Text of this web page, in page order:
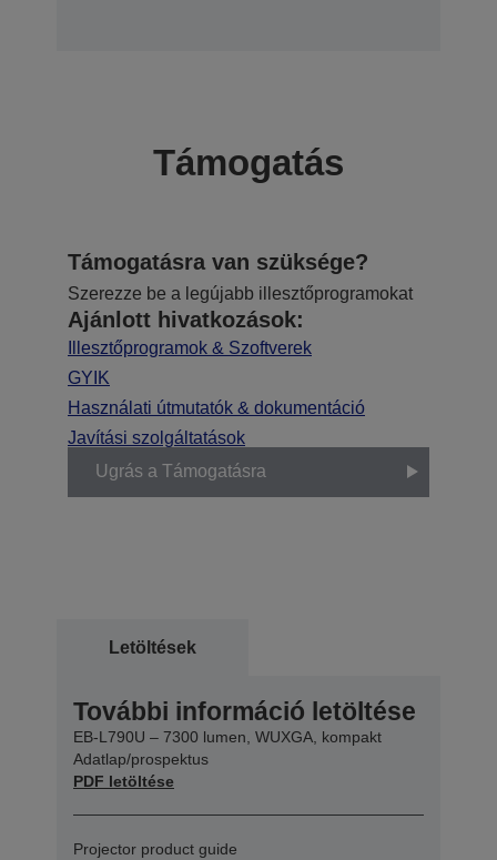
Támogatás
Támogatásra van szüksége?
Szerezze be a legújabb illesztőprogramokat
Ajánlott hivatkozások:
Illesztőprogramok & Szoftverek
GYIK
Használati útmutatók & dokumentáció
Javítási szolgáltatások
Ugrás a Támogatásra
Letöltések
További információ letöltése
EB-L790U – 7300 lumen, WUXGA, kompakt
Adatlap/prospektus
PDF letöltése
Projector product guide